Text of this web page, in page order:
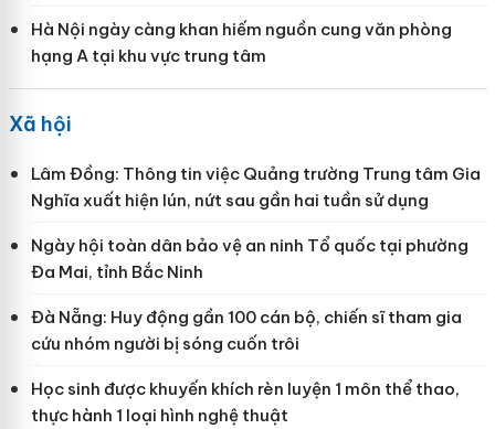
Hà Nội ngày càng khan hiếm nguồn cung văn phòng
hạng A tại khu vực trung tâm
Xã hội
Lâm Đồng: Thông tin việc Quảng trường Trung tâm Gia
Nghĩa xuất hiện lún, nứt sau gần hai tuần sử dụng
Ngày hội toàn dân bảo vệ an ninh Tổ quốc tại phường
Đa Mai, tỉnh Bắc Ninh
Đà Nẵng: Huy động gần 100 cán bộ, chiến sĩ tham gia
cứu nhóm người bị sóng cuốn trôi
Học sinh được khuyến khích rèn luyện 1 môn thể thao,
thực hành 1 loại hình nghệ thuật